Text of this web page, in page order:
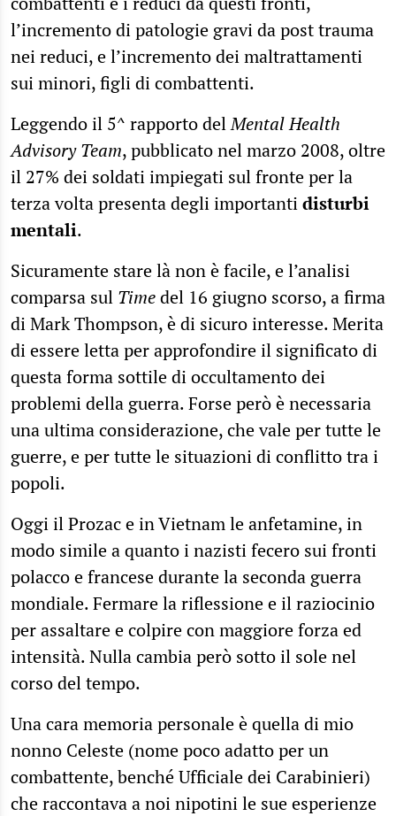
l’incremento di patologie gravi da post trauma
nei reduci, e l’incremento dei maltrattamenti
sui minori, figli di combattenti.
Leggendo il 5^ rapporto delMental Health
Advisory Team, pubblicato nel marzo 2008, oltre
il 27% dei soldati impiegati sul fronte per la
terza volta presenta degli importantidisturbi
mentali.
Sicuramente stare là non è facile, e l’analisi
comparsa sul Timedel 16 giugno scorso, a firma
di Mark Thompson, è di sicuro interesse. Merita
di essere letta per approfondire il significato di
questa forma sottile di occultamento dei
problemi della guerra. Forse però è necessaria
una ultima considerazione, che vale per tutte le
guerre, e per tutte le situazioni di conflitto tra i
popoli.
Oggi il Prozac e in Vietnam le anfetamine, in
modo simile a quanto i nazisti fecero sui fronti
polacco e francese durante la seconda guerra
mondiale. Fermare la riflessione e il raziocinio
per assaltare e colpire con maggiore forza ed
intensità. Nulla cambia però sotto il sole nel
corso del tempo.
Una cara memoria personale è quella di mio
nonno Celeste (nome poco adatto per un
combattente, benché Ufficiale dei Carabinieri)
che raccontava a noi nipotini le sue esperienze